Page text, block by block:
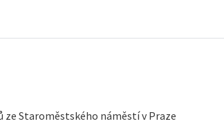
Staroměstského náměstí v Praze